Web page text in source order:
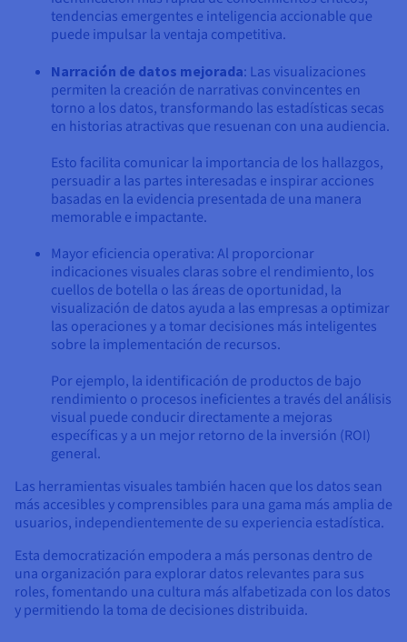
tendencias emergentes e inteligencia accionable que
puede impulsar la ventaja competitiva.
Narración de datos mejorada: Las visualizaciones
permiten la creación de narrativas convincentes en
torno a los datos, transformando las estadísticas secas
en historias atractivas que resuenan con una audiencia.
Esto facilita comunicar la importancia de los hallazgos,
persuadir a las partes interesadas e inspirar acciones
basadas en la evidencia presentada de una manera
memorable e impactante.
Mayor eficiencia operativa: Al proporcionar
indicaciones visuales claras sobre el rendimiento, los
cuellos de botella o las áreas de oportunidad, la
visualización de datos ayuda a las empresas a optimizar
las operaciones y a tomar decisiones más inteligentes
sobre la implementación de recursos.
Por ejemplo, la identificación de productos de bajo
rendimiento o procesos ineficientes a través del análisis
visual puede conducir directamente a mejoras
específicas y a un mejor retorno de la inversión (ROI)
general.
Las herramientas visuales también hacen que los datos sean
más accesibles y comprensibles para una gama más amplia de
usuarios, independientemente de su experiencia estadística.
Esta democratización empodera a más personas dentro de
una organización para explorar datos relevantes para sus
roles, fomentando una cultura más alfabetizada con los datos
y permitiendo la toma de decisiones distribuida.